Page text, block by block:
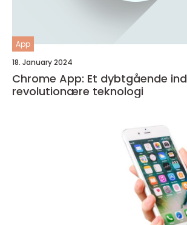
App
18. January 2024
Chrome App: Et dybtgående
revolutionære teknologi